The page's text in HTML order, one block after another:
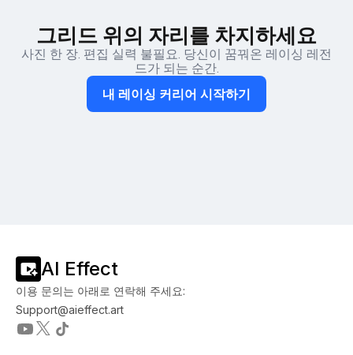
그리드 위의 자리를 차지하세요
사진 한 장. 편집 실력 불필요. 당신이 꿈꿔온 레이싱 레전
드가 되는 순간.
내 레이싱 커리어 시작하기
AI Effect
이용 문의는 아래로 연락해 주세요:
Support@aieffect.art